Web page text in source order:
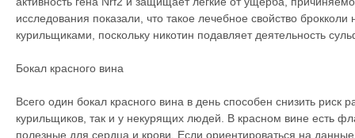
исследования показали, что такое лечебное свойство брокколи
курильщиками, поскольку никотин подавляет деятельность
Бокал красного вина
Всего один бокал красного вина в день способен снизить риск
курильщиков, так и у некурящих людей. В красном вине есть
полезные для сердца и крови. Если ориентироваться на